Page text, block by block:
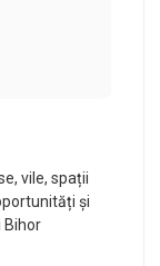
vile, spații
și
Bihor